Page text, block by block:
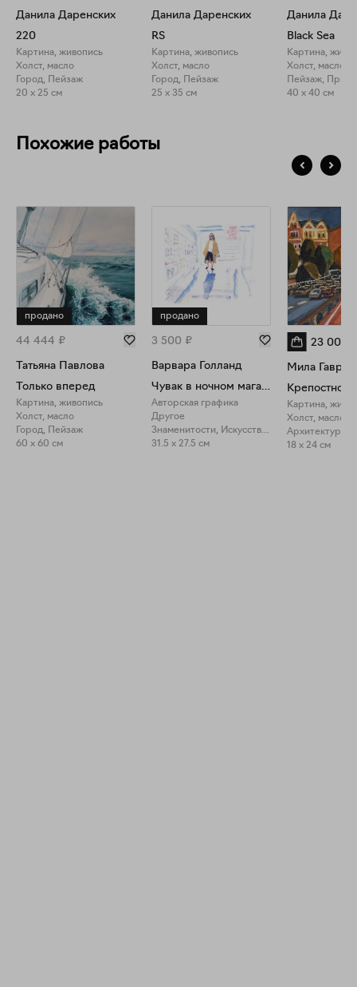
Данила Даренских
220
Картина, живопись
Холст, масло
Город, Пейзаж
20 x 25 см
Данила Даренских
RS
Картина, живопись
Холст, масло
Город, Пейзаж
25 x 35 см
Данила
Black Sea
Картина,
Холст, масло
Пейзаж,
40 x 40 см
Похожие работы
продано
44 444 ₽
Татьяна Павлова
Только вперед
Картина, живопись
Холст, масло
Город, Пейзаж
60 x 60 см
продано
3 500 ₽
Варвара Голланд
Чувак в ночном магазине (сцена из х/ф "Большой Лебовски")
Авторская графика
Другое
Знаменитости, Искусство про искусство
31.5 x 27.5 см
23 000
Мила
Крепостной
Картина,
Холст, масло
Архитектура,
18 x 24 см